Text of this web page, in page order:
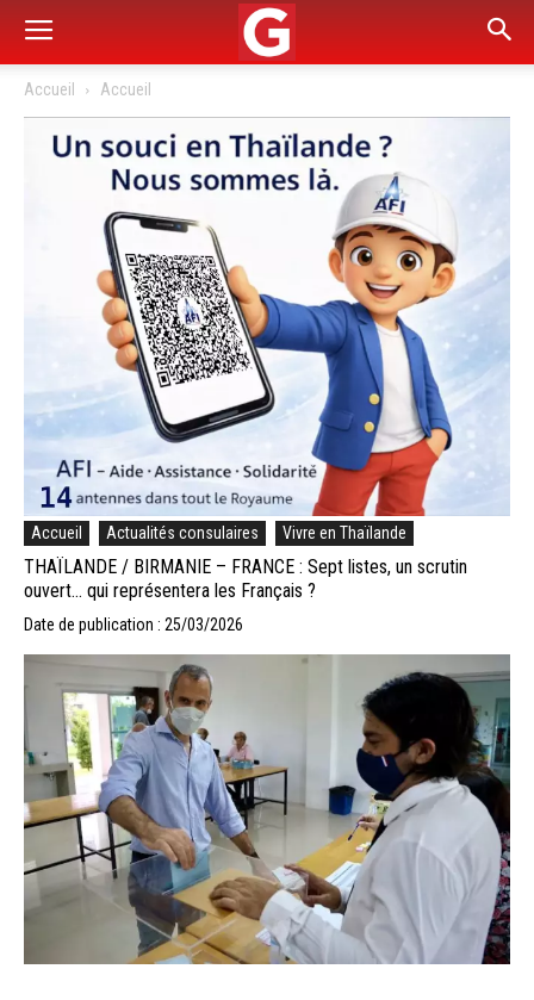
Accueil Accueil
Accueil Actualités consulaires Vivre en Thaïlande
THAÏLANDE / BIRMANIE – FRANCE : Sept listes, un scrutin
ouvert… qui représentera les Français ?
Date de publication : 25/03/2026